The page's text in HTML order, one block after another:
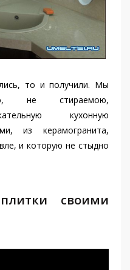
то и получили. Мы
не стираемою,
кухонную
из керамогранита,
и которую не стыдно
своими